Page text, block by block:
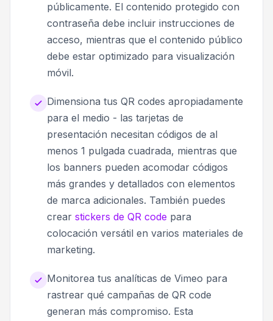
públicamente. El contenido protegido con
contraseña debe incluir instrucciones de
acceso, mientras que el contenido público
debe estar optimizado para visualización
móvil.
Dimensiona tus QR codes apropiadamente
para el medio - las tarjetas de
presentación necesitan códigos de al
menos 1 pulgada cuadrada, mientras que
los banners pueden acomodar códigos
más grandes y detallados con elementos
de marca adicionales. También puedes
crear stickers de QR code para
colocación versátil en varios materiales de
marketing.
Monitorea tus analíticas de Vimeo para
rastrear qué campañas de QR code
generan más compromiso. Esta